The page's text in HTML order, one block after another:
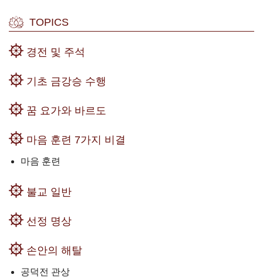
TOPICS
경전 및 주석
기초 금강승 수행
꿈 요가와 바르도
마음 훈련 7가지 비결
마음 훈련
불교 일반
선정 명상
손안의 해탈
공덕전 관상